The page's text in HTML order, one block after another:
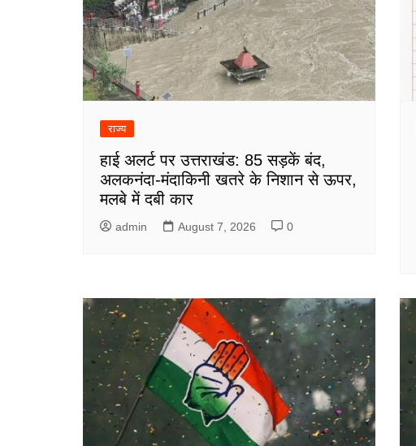
राज्य
हाई अलर्ट पर उत्तराखंड: 85 सड़कें बंद,
अलकनंदा-मंदाकिनी खतरे के निशान से ऊपर,
मलबे में दबी कार
admin August 7, 2026 0